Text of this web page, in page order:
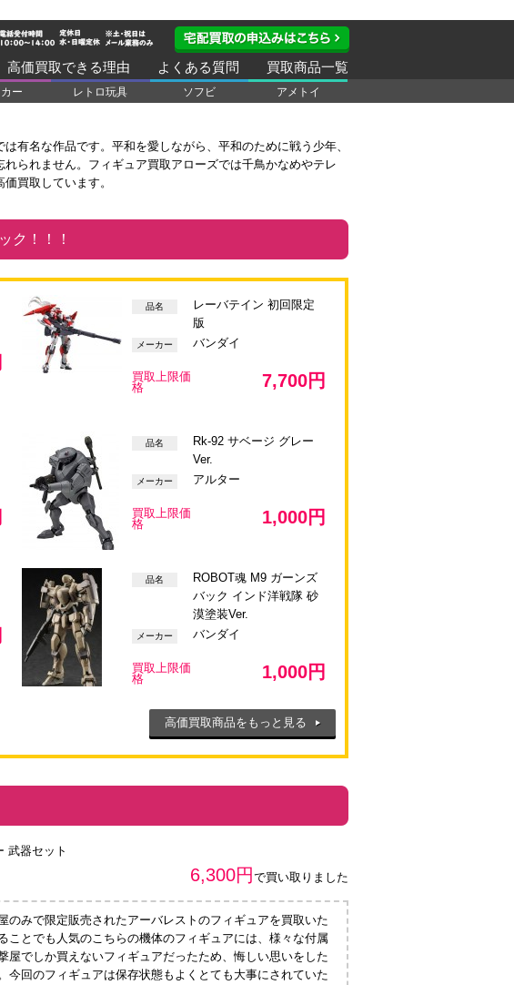
買取商品一覧
よくある質問
高価買取できる理由
ー レトロ玩具 ソフビ
アメトイ
有名な作品です。平和を愛しながら、平和のために戦う少年、
られません。フィギュア買取アローズでは千鳥かなめやテレ
買取しています。
ク！！！
品名
レーバテイン 初回限定
版
メーカー バンダイ
買取上限価
格
7,700円
品名
Rk-92 サベージ グレー
Ver.
メーカー アルター
買取上限価
格
1,000円
品名
ROBOT魂 M9 ガーンズ
バック インド洋戦隊 砂
漠塗装Ver.
メーカー バンダイ
買取上限価
格
1,000円
高価買取商品をもっと見る
武器セット
6,300円 で買い取りました
のみで限定販売されたアーバレストのフィギュアを買取いた
ことでも人気のこちらの機体のフィギュアには、様々な付属
屋でしか買えないフィギュアだったため、悔しい思いをした
今回のフィギュアは保存状態もよくとても大事にされていた